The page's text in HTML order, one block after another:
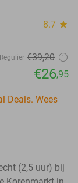
8.7 star
Regulier €39,20
€26,95
Deals. Wees
(2,5 uur) bij